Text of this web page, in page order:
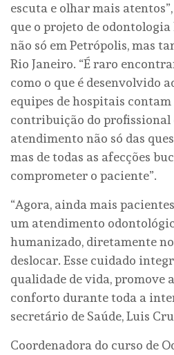
escuta e olhar mais
que o projeto de
não só em Petrópolis, mas
Rio Janeiro. “É raro
como o que é desenvolvido
equipes de hospitais contam
contribuição do profissional
atendimento não só das
mas de todas as afecções
comprometer o paciente”.
“Agora, ainda mais
um atendimento
humanizado, diretamente
deslocar. Esse cuidado
qualidade de vida, promove
conforto durante toda a
secretário de Saúde, Luis
Coordenadora do curso de